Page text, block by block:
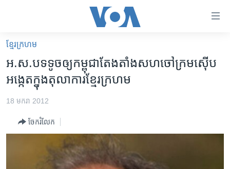
គេហទំព័រ​
ទាក់ទង
និង​
ព័ត៌មាន​​
ហេឡូវីអូអេ
ព្រឹត្តិការណ៍ព័ត៌មាន
ខ្មែរ​ក្រហម
អ.ស.ប​ទទូច​ឲ្យ​កម្ពុជា​តែងតាំង​សហចៅក្រម​ស៊ើប
អង្កេត​ក្នុង​តុលាការ​ខ្មែរក្រហម
18 មករា 2012
ចែករំលែក